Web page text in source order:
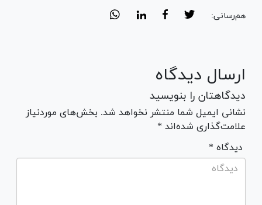
هم‌رسانی:
ارسال دیدگاه
دیدگاهتان را بنویسید
نشانی ایمیل شما منتشر نخواهد شد. بخش‌های موردنیاز
علامت‌گذاری شده‌اند *
* دیدگاه